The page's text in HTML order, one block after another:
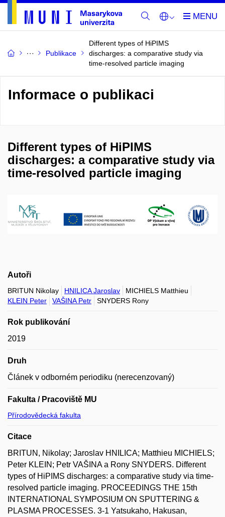
Publikace
Different types of HiPIMS
discharges: a comparative study via
time-resolved particle imaging
Informace o publikaci
Different types of HiPIMS
discharges: a comparative study via
time-resolved particle imaging
Autoři
BRITUN Nikolay HNILICA Jaroslav
MICHIELS Matthieu
KLEIN Peter
VAŠINA Petr SNYDERS Rony
Rok publikování
2019
Druh
Článek v odborném periodiku (nerecenzovaný)
Fakulta / Pracoviště MU
Přírodovědecká fakulta
Citace
BRITUN, Nikolay; Jaroslav HNILICA; Matthieu MICHIELS;
Peter KLEIN; Petr VAŠINA a Rony SNYDERS. Different
types of HiPIMS discharges: a comparative study via time-
resolved particle imaging. PROCEEDINGS THE 15th
INTERNATIONAL SYMPOSIUM ON SPUTTERING &
PLASMA PROCESSES. 3-1 Yatsukaho, Hakusan,